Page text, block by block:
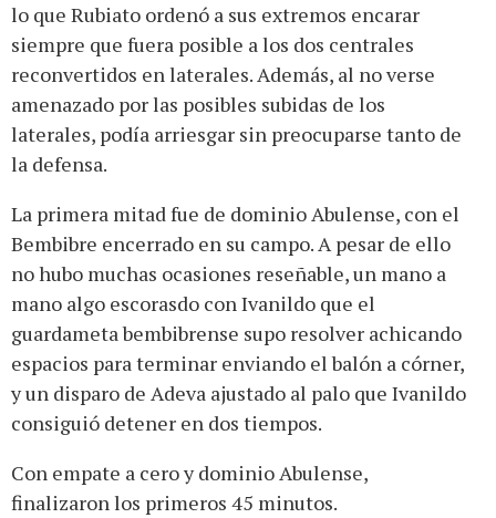
lo que Rubiato ordenó a sus extremos encarar
siempre que fuera posible a los dos centrales
reconvertidos en laterales. Además, al no verse
amenazado por las posibles subidas de los
laterales, podía arriesgar sin preocuparse tanto de
la defensa.
La primera mitad fue de dominio Abulense, con el
Bembibre encerrado en su campo. A pesar de ello
no hubo muchas ocasiones reseñable, un mano a
mano algo escorasdo con Ivanildo que el
guardameta bembibrense supo resolver achicando
espacios para terminar enviando el balón a córner,
y un disparo de Adeva ajustado al palo que Ivanildo
consiguió detener en dos tiempos.
Con empate a cero y dominio Abulense,
finalizaron los primeros 45 minutos.